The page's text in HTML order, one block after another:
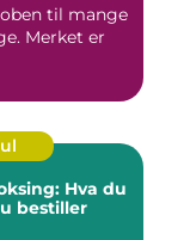
til mange
Merket er
Hva du
bestiller